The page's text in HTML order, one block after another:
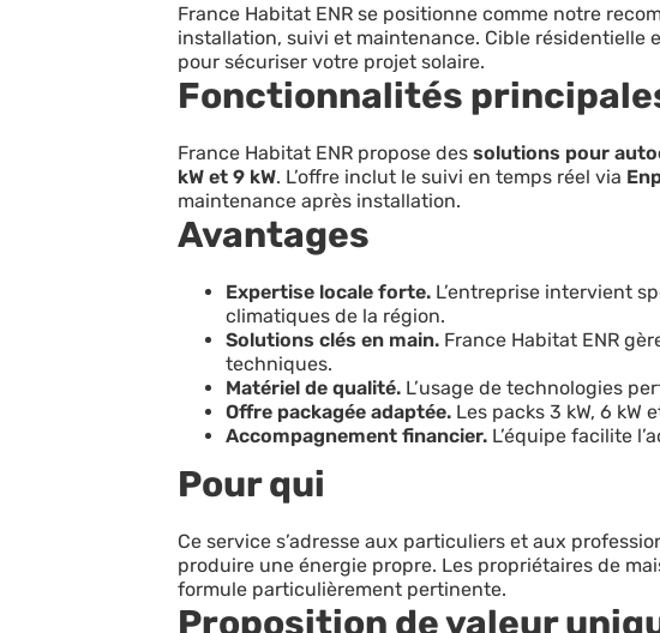
France Habitat ENR se positionne comme notre
installation, suivi et maintenance. Cible résidentielle
pour sécuriser votre projet solaire.
Fonctionnalités
France Habitat ENR propose des solutions pour
kW et 9 kW. L’offre inclut le suivi en temps réel via
maintenance après installation.
Avantages
Expertise locale forte.L’entreprise intervient
climatiques de la région.
Solutions clés en main.France Habitat ENR
techniques.
Matériel de qualité.L’usage de technologies
Offre packagée adaptée.Les packs 3 kW, 6 kW
Accompagnement financier.L’équipe facilite
Pour qui
Ce service s’adresse aux particuliers et aux
produire une énergie propre. Les propriétaires de
formule particulièrement pertinente.
Proposition de valeur